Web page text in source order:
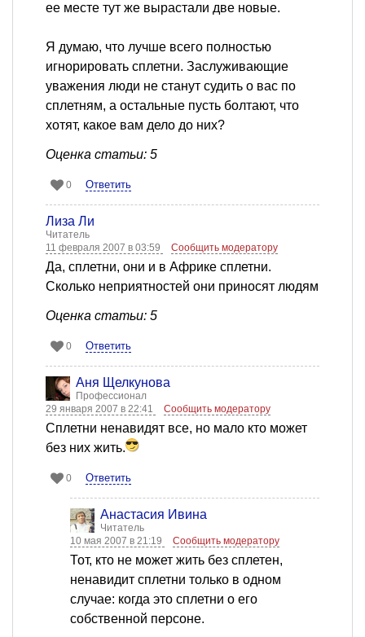
ее месте тут же вырастали две новые.
Я думаю, что лучше всего полностью
игнорировать сплетни. Заслуживающие
уважения люди не станут судить о вас по
сплетням, а остальные пусть болтают, что
хотят, какое вам дело до них?
Оценка статьи: 5
0 Ответить
Лиза Ли
Читатель
11 февраля 2007 в 03:59
Сообщить модератору
Да, сплетни, они и в Африке сплетни.
Сколько неприятностей они приносят людям
Оценка статьи: 5
0 Ответить
Аня Щелкунова
Профессионал
29 января 2007 в 22:41
Сообщить модератору
Сплетни ненавидят все, но мало кто может
без них жить.
0 Ответить
Анастасия Ивина
Читатель
10 мая 2007 в 21:19
Сообщить модератору
Тот, кто не может жить без сплетен,
ненавидит сплетни только в одном
случае: когда это сплетни о его
собственной персоне.